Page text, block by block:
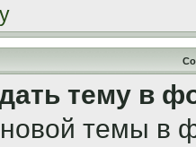
тему в
темы в